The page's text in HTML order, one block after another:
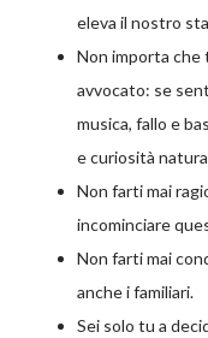
eleva il nostro
Non importa che
avvocato: se
musica, fallo e
e curiosità
Non farti mai
incominciare
Non farti mai
anche i familiari.
Sei solo tu a